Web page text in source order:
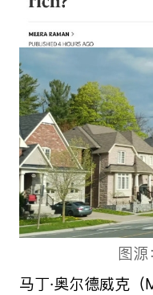
图源
马丁·奥尔德威克